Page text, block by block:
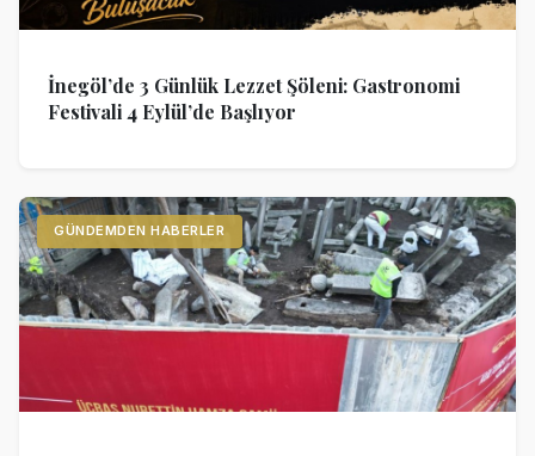
İnegöl’de 3 Günlük Lezzet Şöleni: Gastronomi
Festivali 4 Eylül’de Başlıyor
GÜNDEMDEN HABERLER